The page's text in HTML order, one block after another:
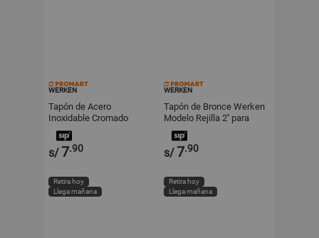
WERKEN
Tapón de Acero
Inoxidable Cromado
Werken Modelo Rejilla 2'
Plata
s/7.90
Retira hoy
Llega mañana
WERKEN
Tapón de Bronce Werken
Modelo Rejilla 2'' para
Desagües de Cocina
s/7.90
Retira hoy
Llega mañana